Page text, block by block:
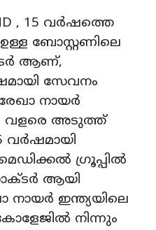
, 15 വർഷത്തെ
ബോസ്റ്റണിലെ
ആണ്,
സേവനം
നായർ
വളരെ അടുത്ത്
വർഷമായി
ഗ്രൂപ്പിൽ
ആയി
നായർ ഇന്ത്യയിലെ
നിന്നും